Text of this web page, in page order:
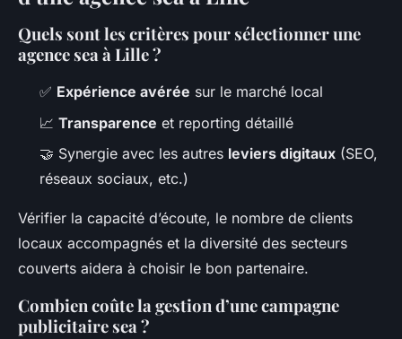
Quels sont les critères pour sélectionner une
agence sea à Lille ?
✅ Expérience avérée sur le marché local
📈 Transparence et reporting détaillé
🤝 Synergie avec les autres leviers digitaux (SEO,
réseaux sociaux, etc.)
Vérifier la capacité d’écoute, le nombre de clients
locaux accompagnés et la diversité des secteurs
couverts aidera à choisir le bon partenaire.
Combien coûte la gestion d’une campagne
publicitaire sea ?